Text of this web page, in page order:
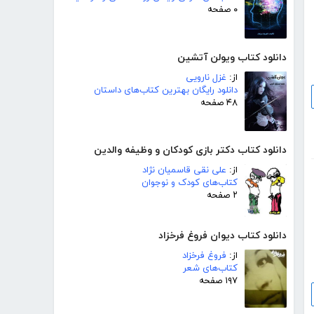
۰ صفحه
دانلود کتاب ویولن آتشین
از: غزل نارویی
دانلود رایگان بهترین کتاب‌های داستان
۴۸ صفحه
دانلود کتاب دکتر بازی کودکان و وظیفه والدین
از: علی نقی قاسمیان نژاد
کتاب‌های کودک و نوجوان
۲ صفحه
دانلود کتاب دیوان فروغ فرخزاد
از: فروغ فرخزاد
کتاب‌های شعر
۱۹۷ صفحه